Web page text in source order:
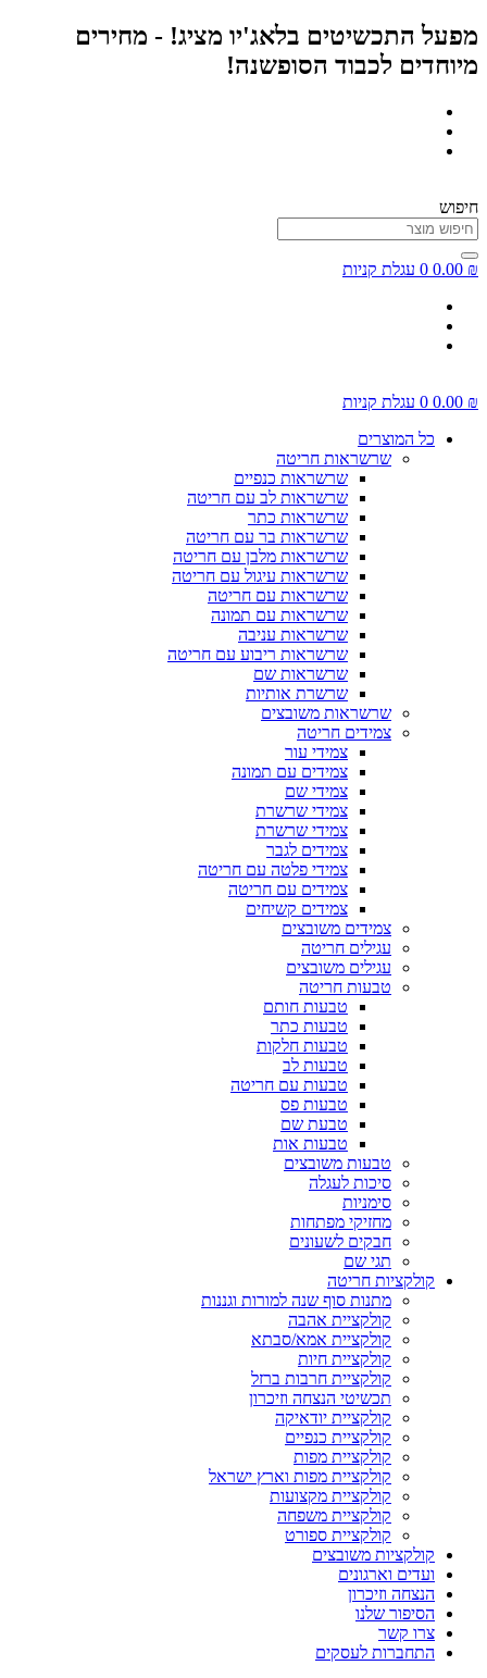
דלג
לתוכן
מפעל התכשיטים בלאג'יו מציג! - מחירים
מיוחדים לכבוד הסופשנה!
חיפוש
0.00 ₪
0 עגלת קניות
0.00 ₪
0 עגלת קניות
כל המוצרים
שרשראות חריטה
שרשראות כנפיים
שרשראות לב עם חריטה
שרשראות כתר
שרשראות בר עם חריטה
שרשראות מלבן עם חריטה
שרשראות עיגול עם חריטה
שרשראות עם חריטה
שרשראות עם תמונה
שרשראות עניבה
שרשראות ריבוע עם חריטה
שרשראות שם
שרשרת אותיות
שרשראות משובצים
צמידים חריטה
צמידי עור
צמידים עם תמונה
צמידי שם
צמידי שרשרת
צמידי שרשרת
צמידים לגבר
צמידי פלטה עם חריטה
צמידים עם חריטה
צמידים קשיחים
צמידים משובצים
עגילים חריטה
עגילים משובצים
טבעות חריטה
טבעות חותם
טבעות כתר
טבעות חלקות
טבעות לב
טבעות עם חריטה
טבעות פס
טבעת שם
טבעות אות
טבעות משובצים
סיכות לעגלה
סימניות
מחזיקי מפתחות
חבקים לשעונים
תגי שם
קולקציות חריטה
מתנות סוף שנה למורות וגננות
קולקציית אהבה
קולקציית אמא/סבתא
קולקציית חיות
קולקציית חרבות ברזל
תכשיטי הנצחה וזיכרון
קולקציית יודאיקה
קולקציית כנפיים
קולקציית מפות
קולקציית מפות וארץ ישראל
קולקציית מקצועות
קולקציית משפחה
קולקציית ספורט
קולקציות משובצים
ועדים וארגונים
הנצחה וזיכרון
הסיפור שלנו
צרו קשר
התחברות לעסקים